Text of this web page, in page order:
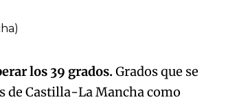
los 39 grados.Grados que se
de Castilla-La Mancha como